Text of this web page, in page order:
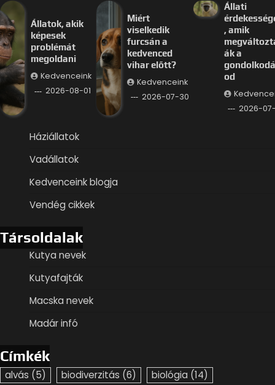
Állatok, akik
képesek
problémát
megoldani
Kedvenceink
2026-08-01
Miért
viselkedik
furcsán a
kedvenced
vihar előtt?
Kedvenceink
2026-07-30
Állati
, amik
ák a
od
2026-
Háziállatok
Vadállatok
Kedvenceink blogja
Vendég cikkek
Társoldalak
Kutya nevek
Kutyafajták
Macska nevek
Madár infó
Címkék
alvás (5) biodiverzitás (6) biológia (14)